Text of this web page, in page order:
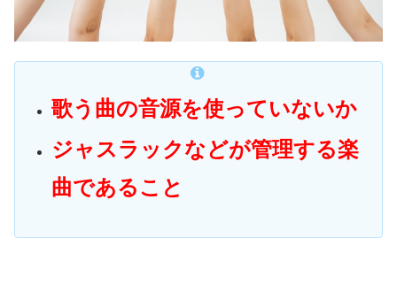
歌う曲の音源を使っていないか
ジャスラックなどが管理する楽
曲であること